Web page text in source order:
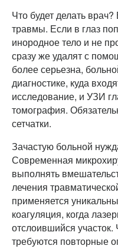
Что будет делать
травмы. Если в глаз
инородное тело и не
сразу же удалят с
более серьезна,
диагностике, куда
исследование, и УЗИ
томография.
сетчатки.
Зачастую больной
Современная
выполнять
лечения
применяется
коагуляция, когда
отслоившийся
требуются повторные